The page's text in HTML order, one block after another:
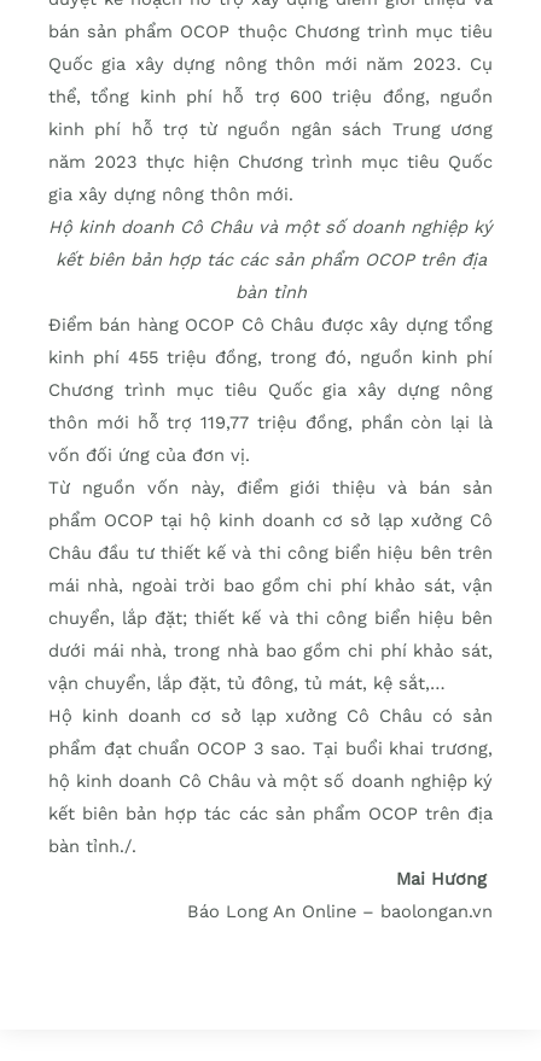
bán sản phẩm OCOP thuộc Chương trình mục tiêu
Quốc gia xây dựng nông thôn mới năm 2023. Cụ
thể, tổng kinh phí hỗ trợ 600 triệu đồng, nguồn
kinh phí hỗ trợ từ nguồn ngân sách Trung ương
năm 2023 thực hiện Chương trình mục tiêu Quốc
gia xây dựng nông thôn mới.
Hộ kinh doanh Cô Châu và một số doanh nghiệp ký
kết biên bản hợp tác các sản phẩm OCOP trên địa
bàn tỉnh
Điểm bán hàng OCOP Cô Châu được xây dựng tổng
kinh phí 455 triệu đồng, trong đó, nguồn kinh phí
Chương trình mục tiêu Quốc gia xây dựng nông
thôn mới hỗ trợ 119,77 triệu đồng, phần còn lại là
vốn đối ứng của đơn vị.
Từ nguồn vốn này, điểm giới thiệu và bán sản
phẩm OCOP tại hộ kinh doanh cơ sở lạp xưởng Cô
Châu đầu tư thiết kế và thi công biển hiệu bên trên
mái nhà, ngoài trời bao gồm chi phí khảo sát, vận
chuyển, lắp đặt; thiết kế và thi công biển hiệu bên
dưới mái nhà, trong nhà bao gồm chi phí khảo sát,
vận chuyển, lắp đặt, tủ đông, tủ mát, kệ sắt,…
Hộ kinh doanh cơ sở lạp xưởng Cô Châu có sản
phẩm đạt chuẩn OCOP 3 sao. Tại buổi khai trương,
hộ kinh doanh Cô Châu và một số doanh nghiệp ký
kết biên bản hợp tác các sản phẩm OCOP trên địa
bàn tỉnh./.
Mai Hương
Báo Long An Online – baolongan.vn